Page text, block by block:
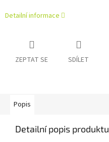
Detailní informace
ZEPTAT SE SDÍLET
Popis
Detailní popis produktu